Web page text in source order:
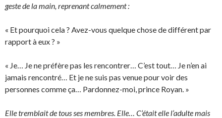
geste de la main, reprenant calmement :
« Et pourquoi cela ? Avez-vous quelque chose de différent par
rapport à eux ? »
« Je… Je ne préfère pas les rencontrer… C’est tout… Je n’en ai
jamais rencontré… Et je ne suis pas venue pour voir des
personnes comme ça… Pardonnez-moi, prince Royan. »
Elle tremblait de tous ses membres. Elle… C’était elle l’adulte mais